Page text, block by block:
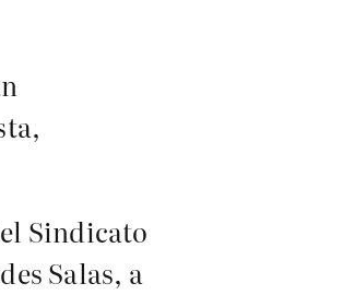
Sindicato
Salas, a